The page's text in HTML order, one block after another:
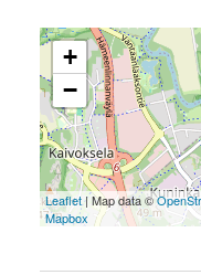
+
−
Leaflet| Map data ©
Mapbox